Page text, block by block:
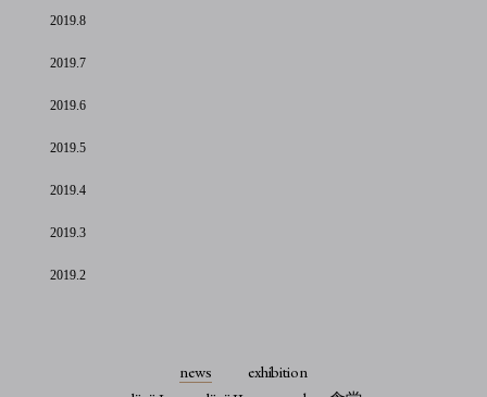
2019.8
2019.7
2019.6
2019.5
2019.4
2019.3
2019.2
news
exhibition